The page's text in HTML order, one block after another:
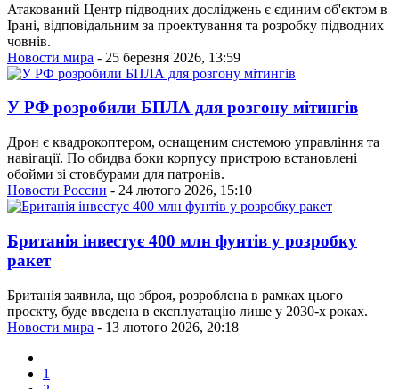
Атакований Центр підводних досліджень є єдиним об'єктом в
Ірані, відповідальним за проектування та розробку підводних
човнів.
Новости мира - 25 березня 2026, 13:59
У РФ розробили БПЛА для розгону мітингів
Дрон є квадрокоптером, оснащеним системою управління та
навігації. По обидва боки корпусу пристрою встановлені
обойми зі стовбурами для патронів.
Новости России - 24 лютого 2026, 15:10
Британія інвестує 400 млн фунтів у розробку
ракет
Британія заявила, що зброя, розроблена в рамках цього
проєкту, буде введена в експлуатацію лише у 2030-х роках.
Новости мира - 13 лютого 2026, 20:18
1